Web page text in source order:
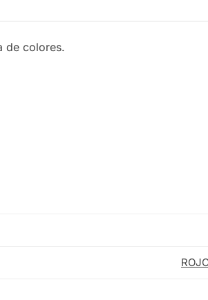
de colores.
ROJO